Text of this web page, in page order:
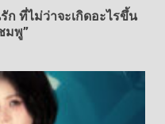
ที่ไม่ว่าจะเกิดอะไรขึ้น
มพู”